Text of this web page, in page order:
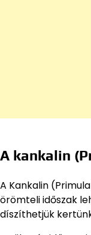
A kankalin
A Kankalin
örömteli időszak
díszíthetjük